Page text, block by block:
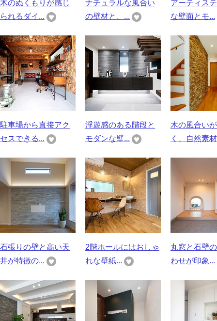
木のぬくもりが感じ
られるダイ...
ナチュラルな風合い
の壁材と、...
アーティス
な壁面とモ...
駐車場から直接アク
セスできる...
浮遊感のある階段と
モダンな壁...
木の風合い
く、自然素
石張りの壁と高い天
井が特徴の...
2階ホールにはおしゃ
れな壁紙...
丸窓と石壁
わせが印象...